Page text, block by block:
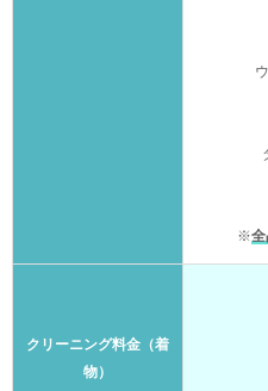
※
クリーニング料金（着
物）